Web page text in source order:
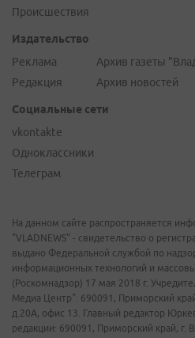
Происшествия
Издательство
Реклама
Редакция
Архив газеты
Архив новостей
Социальные сети
vkontakte
Одноклассники
Телеграм
На данном сайте распространяется
"VLADNEWS" - свидетельство о
выдано Федеральной службой по
информационных технологий и
(Роскомнадзор) 17 мая 2018 г.
Медиа Центр". 690091, Приморский
д.20А, офис 13. Главный редактор
редакции: 690091, Приморский край, г.